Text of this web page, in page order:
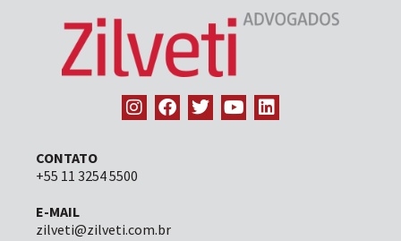
CONTATO
+55 11 3254 5500
E-MAIL
zilveti@zilveti.com.br